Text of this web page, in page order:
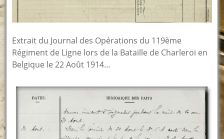
Extrait du Journal des Opérations du 119ème
Régiment de Ligne lors de la Bataille de Charleroi en
Belgique le 22 Août 1914…